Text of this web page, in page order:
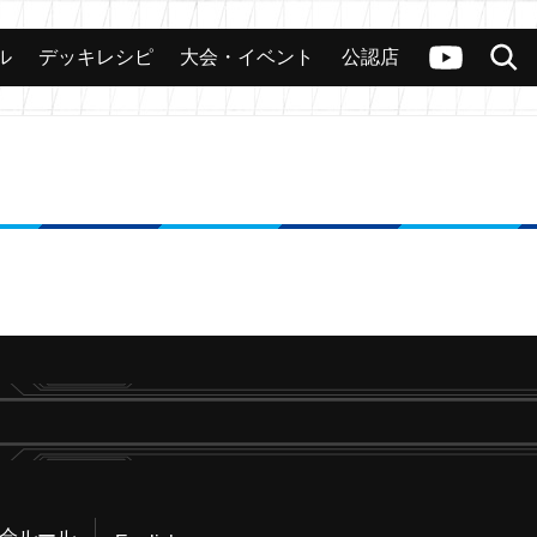
ヴァンガードch
検索
カード 大会 公認店舗 その他
デッキレシピ 大会・イベント 公認店